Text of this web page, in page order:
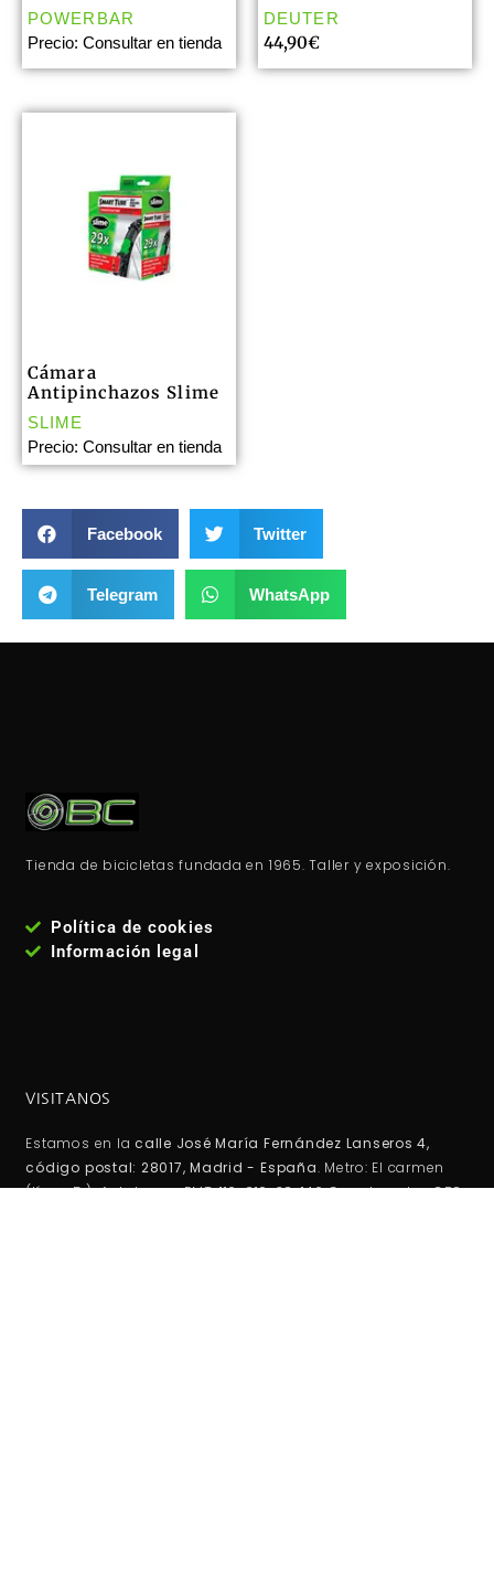
POWERBAR
Precio: Consultar en tienda
DEUTER
44,90€
Cámara
Antipinchazos Slime
SLIME
Precio: Consultar en tienda
Facebook Twitter
Telegram WhatsApp
Tienda de bicicletas fundada en 1965. Taller y exposición.
Política de cookies
Información legal
VISITANOS
Estamos en la calle José María Fernández Lanseros 4,
código postal: 28017, Madrid - España. Metro: El carmen
(línea 5 ). Autobuses EMT: 110, 210, 38, 146 Coordenadas GPS: